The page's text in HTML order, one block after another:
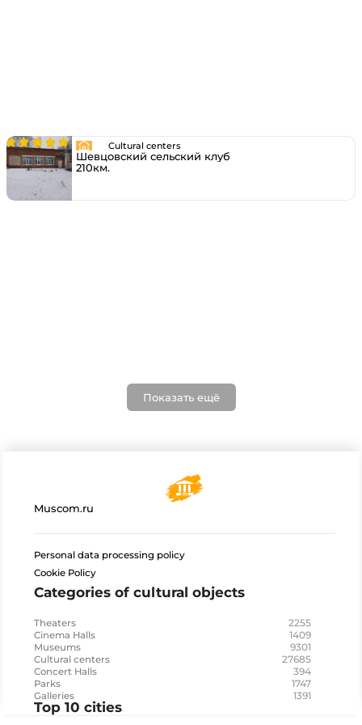
Cultural centers
Шевцовский сельский клуб
210км.
Показать ещё
Muscom.ru
Personal data processing policy
Cookie Policy
Categories of cultural objects
Theaters 2255
Cinema Halls 1409
Museums 9301
Cultural centers 27685
Concert Halls 394
Parks 1747
Galleries 1391
Top 10 cities